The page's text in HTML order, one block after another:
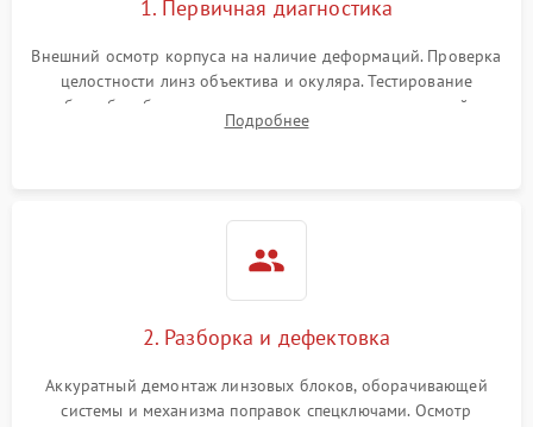
1. Первичная диагностика
Внешний осмотр корпуса на наличие деформаций. Проверка
целостности линз объектива и окуляра. Тестирование
работы барабанчиков ввода поправок, кольца отстройки
параллакса и зума. Выявление сколов, внутренних
Подробнее
2. Разборка и дефектовка
Аккуратный демонтаж линзовых блоков, оборачивающей
системы и механизма поправок спецключами. Осмотр